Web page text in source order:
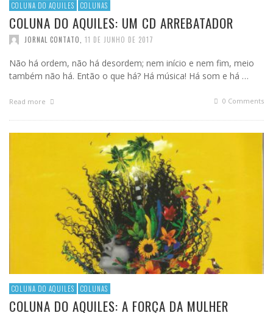
COLUNA DO AQUILES COLUNAS
COLUNA DO AQUILES: UM CD ARREBATADOR
JORNAL CONTATO, 11 DE JUNHO DE 2017
Não há ordem, não há desordem; nem início e nem fim, meio
também não há. Então o que há? Há música! Há som e há …
Read more 0 Comments
COLUNA DO AQUILES COLUNAS
COLUNA DO AQUILES: A FORÇA DA MULHER